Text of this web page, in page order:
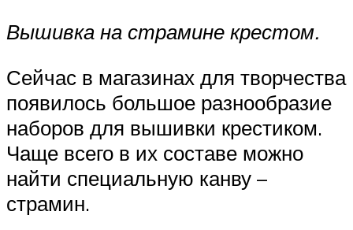
Вышивка на страмине крестом.
Сейчас в магазинах для творчества
появилось большое разнообразие
наборов для вышивки крестиком.
Чаще всего в их составе можно
найти специальную канву –
страмин.